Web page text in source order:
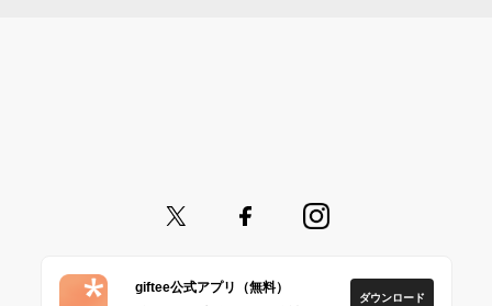
giftee公式アプリ（無料）
ダウンロード